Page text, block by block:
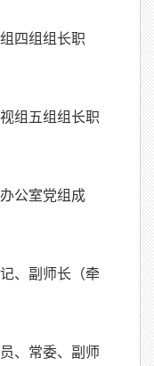
四组组长职
组五组组长职
公室党组成
、副师长（牵
、常委、副师